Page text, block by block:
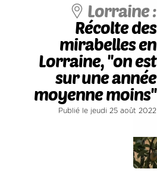
Lorraine :
Récolte des
mirabelles en
Lorraine, ''on est
sur une année
moyenne moins''
Publié le jeudi 25 août 2022